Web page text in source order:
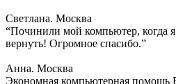
Светлана. Москва
“Починили мой компьютер, когда
вернуть! Огромное спасибо.”
Анна. Москва
Экономная компьютерная помощь